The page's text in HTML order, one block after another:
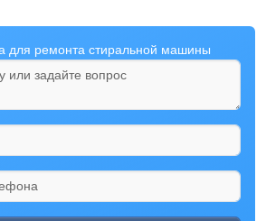
для ремонта стиральной машины